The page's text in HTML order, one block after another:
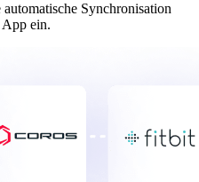
Synchronisation
App ein.